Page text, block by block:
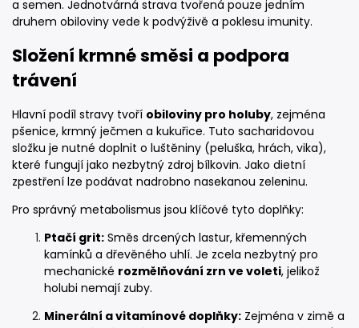
a semen. Jednotvárná strava tvořená pouze jedním
druhem obiloviny vede k podvýživě a poklesu imunity.
Složení krmné směsi a podpora
trávení
Hlavní podíl stravy tvoří obiloviny pro holuby, zejména
pšenice, krmný ječmen a kukuřice. Tuto sacharidovou
složku je nutné doplnit o luštěniny (peluška, hrách, vika),
které fungují jako nezbytný zdroj bílkovin. Jako dietní
zpestření lze podávat nadrobno nasekanou zeleninu.
Pro správný metabolismus jsou klíčové tyto doplňky:
Ptačí grit: Směs drcených lastur, křemenných
kamínků a dřevěného uhlí. Je zcela nezbytný pro
mechanické rozmělňování zrn ve voleti, jelikož
holubi nemají zuby.
Minerální a vitamínové doplňky: Zejména v zimě a